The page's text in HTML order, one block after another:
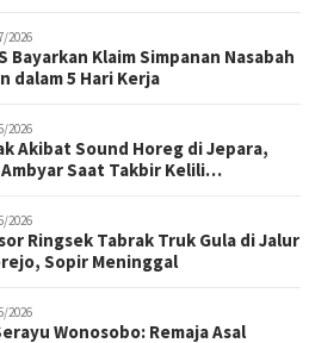
2026
Bayarkan Klaim Simpanan Nasabah
dalam 5 Hari Kerja
2026
Akibat Sound Horeg di Jepara,
Saat Takbir Kelili…
2026
Ringsek Tabrak Truk Gula di Jalur
Sopir Meninggal
2026
Wonosobo: Remaja Asal